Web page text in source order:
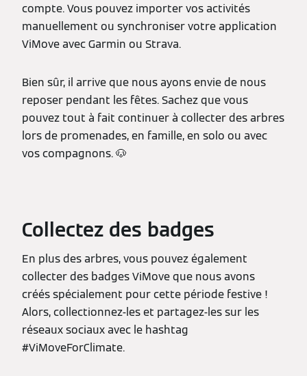
compte. Vous pouvez importer vos activités
manuellement ou synchroniser votre application
ViMove avec Garmin ou Strava.
Bien sûr, il arrive que nous ayons envie de nous
reposer pendant les fêtes. Sachez que vous
pouvez tout à fait continuer à collecter des arbres
lors de promenades, en famille, en solo ou avec
vos compagnons. 🐶
Collectez des badges
En plus des arbres, vous pouvez également
collecter des badges ViMove que nous avons
créés spécialement pour cette période festive !
Alors, collectionnez-les et partagez-les sur les
réseaux sociaux avec le hashtag
#ViMoveForClimate.